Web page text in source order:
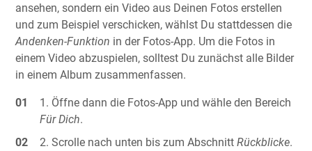
ansehen, sondern ein Video aus Deinen Fotos erstellen
und zum Beispiel verschicken, wählst Du stattdessen die
Andenken-Funktion in der Fotos-App. Um die Fotos in
einem Video abzuspielen, solltest Du zunächst alle Bilder
in einem Album zusammenfassen.
Öffne dann die Fotos-App und wähle den Bereich
Für Dich.
Scrolle nach unten bis zum AbschnittRückblicke.